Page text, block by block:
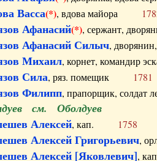
Васса(*), вдова майора
Афанасий(*), сержант,
Афанасий Силыч,
Михаил, корнет, командир
Сила, ряз. помещик 1781
Филипп, прапорщик,
см. Оболдуев
Алексей, кап. 1758
Алексей Григорьевич,
Алексей [Яковлевич],